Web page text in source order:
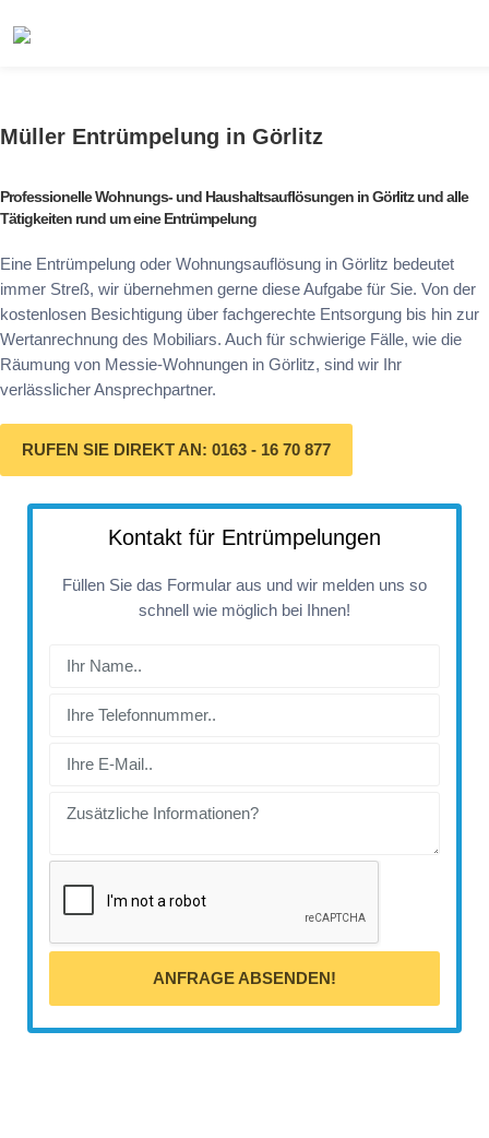
Kontakt für Entrümpelungen
Füllen Sie das Formular aus und wir melden uns so
schnell wie möglich bei Ihnen!
ANFRAGE ABSENDEN!
Müller Entrümpelung in Görlitz
Professionelle Wohnungs- und Haushaltsauflösungen in Görlitz und alle
Tätigkeiten rund um eine Entrümpelung
Eine Entrümpelung oder Wohnungsauflösung in Görlitz bedeutet
immer Streß, wir übernehmen gerne diese Aufgabe für Sie. Von der
kostenlosen Besichtigung über fachgerechte Entsorgung bis hin zur
Wertanrechnung des Mobiliars. Auch für schwierige Fälle, wie die
Räumung von Messie-Wohnungen in Görlitz, sind wir Ihr
verlässlicher Ansprechpartner.
RUFEN SIE DIREKT AN: 0163 - 16 70 877